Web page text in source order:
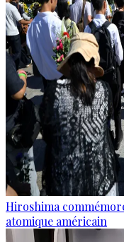
Hiroshima
atomique américain